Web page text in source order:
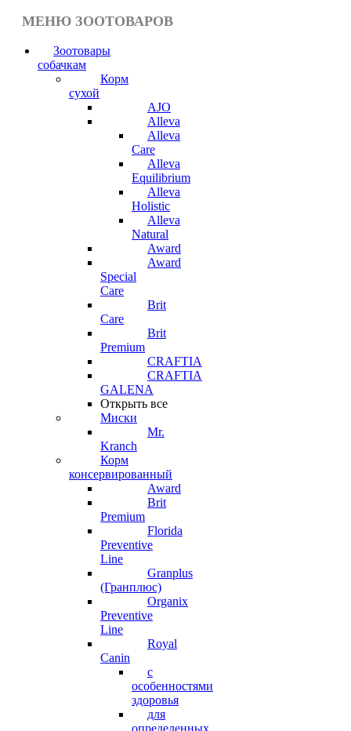
МЕНЮ ЗООТОВАРОВ
Зоотовары
собачкам
Корм
сухой
AJO
Alleva
Alleva
Care
Alleva
Equilibrium
Alleva
Holistic
Alleva
Natural
Award
Award
Special
Care
Brit
Care
Brit
Premium
CRAFTIA
CRAFTIA
GALENA
Открыть все
Миски
Mr.
Kranch
Корм
консервированный
Award
Brit
Premium
Florida
Preventive
Line
Granplus
(Гранплюс)
Organix
Preventive
Line
Royal
Canin
с
особенностями
здоровья
для
определенных